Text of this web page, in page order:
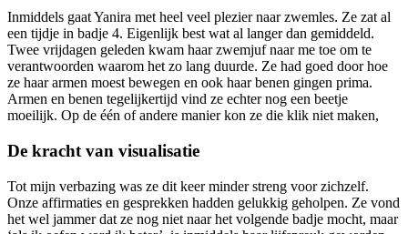
Inmiddels gaat Yanira met heel veel plezier naar zwemles. Ze zat al
een tijdje in badje 4. Eigenlijk best wat al langer dan gemiddeld.
Twee vrijdagen geleden kwam haar zwemjuf naar me toe om te
verantwoorden waarom het zo lang duurde. Ze had goed door hoe
ze haar armen moest bewegen en ook haar benen gingen prima.
Armen en benen tegelijkertijd vind ze echter nog een beetje
moeilijk. Op de één of andere manier kon ze die klik niet maken,
De kracht van visualisatie
Tot mijn verbazing was ze dit keer minder streng voor zichzelf.
Onze affirmaties en gesprekken hadden gelukkig geholpen. Ze vond
het wel jammer dat ze nog niet naar het volgende badje mocht, maar